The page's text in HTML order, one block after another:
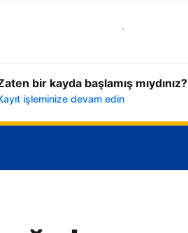
Hemen başla
bir kayda başlamış mıydınız?
işleminize devam edin